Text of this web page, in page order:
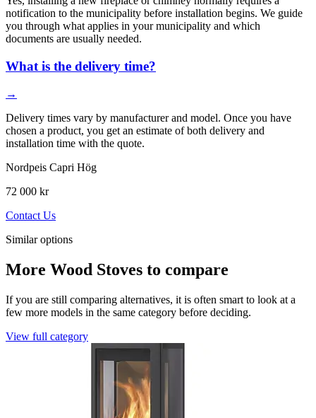
notification to the municipality before installation begins. We guide
you through what applies in your municipality and which
documents are usually needed.
What is the delivery time?
→
Delivery times vary by manufacturer and model. Once you have
chosen a product, you get an estimate of both delivery and
installation time with the quote.
Nordpeis Capri Hög
72 000 kr
Contact Us
Similar options
More Wood Stoves to compare
If you are still comparing alternatives, it is often smart to look at a
few more models in the same category before deciding.
View full category